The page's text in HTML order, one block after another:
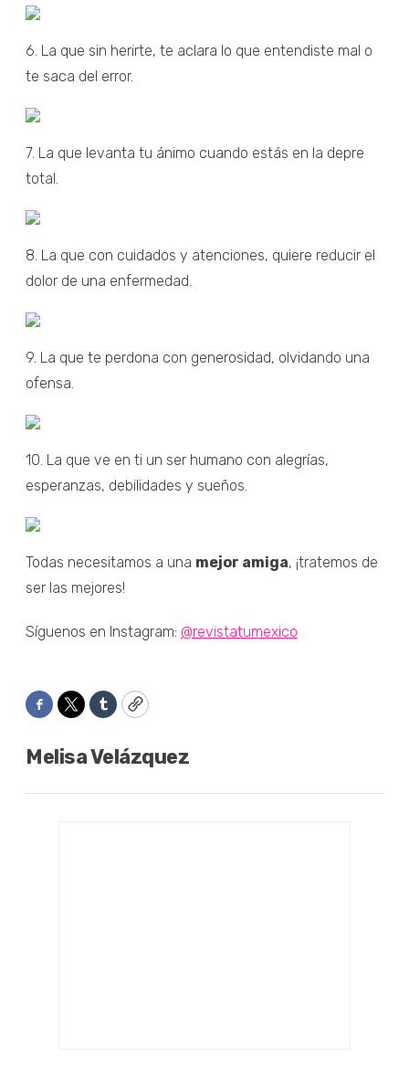
6. La que sin herirte, te aclara lo que entendiste mal o
te saca del error.
7. La que levanta tu ánimo cuando estás en la depre
total.
8. La que con cuidados y atenciones, quiere reducir el
dolor de una enfermedad.
9. La que te perdona con generosidad, olvidando una
ofensa.
10. La que ve en ti un ser humano con alegrías,
esperanzas, debilidades y sueños.
Todas necesitamos a una mejor amiga, ¡tratemos de
ser las mejores!
Síguenos en Instagram: @revistatumexico
Facebook
TwitterTumblrCopy
Melisa Velázquez